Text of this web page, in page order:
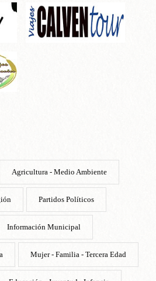
Agricultura - Medio Ambiente
Partidos Políticos
Información Municipal
Mujer - Familia - Tercera Edad